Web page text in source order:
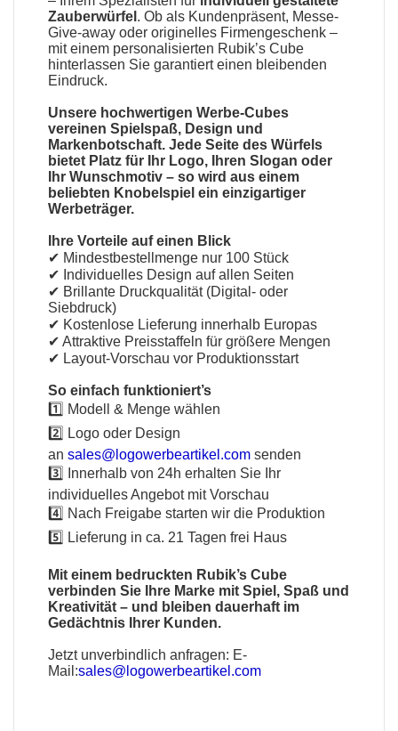
Zauberwürfel . Ob als Kundenpräsent, Messe-
Give-away oder originelles Firmengeschenk –
mit einem personalisierten Rubik’s Cube
hinterlassen Sie garantiert einen bleibenden
Eindruck.
Unsere hochwertigen Werbe-Cubes
vereinen Spielspaß, Design und
Markenbotschaft. Jede Seite des Würfels
bietet Platz für Ihr Logo, Ihren Slogan oder
Ihr Wunschmotiv – so wird aus einem
beliebten Knobelspiel ein einzigartiger
Werbeträger.
Ihre Vorteile auf einen Blick
✔ Mindestbestellmenge nur 100 Stück
✔ Individuelles Design auf allen Seiten
✔ Brillante Druckqualität (Digital- oder
Siebdruck)
✔ Kostenlose Lieferung innerhalb Europas
✔ Attraktive Preisstaffeln für größere Mengen
✔ Layout-Vorschau vor Produktionsstart
So einfach funktioniert’s
1️⃣ Modell & Menge wählen
2️⃣ Logo oder Design
ansales@logowerbeartikel.com senden
3️⃣ Innerhalb von 24h erhalten Sie Ihr
individuelles Angebot mit Vorschau
4️⃣ Nach Freigabe starten wir die Produktion
5️⃣ Lieferung in ca. 21 Tagen frei Haus
Mit einem bedruckten Rubik’s Cube
verbinden Sie Ihre Marke mit Spiel, Spaß und
Kreativität – und bleiben dauerhaft im
Gedächtnis Ihrer Kunden.
Jetzt unverbindlich anfragen: E-
Mail:sales@logowerbeartikel.com